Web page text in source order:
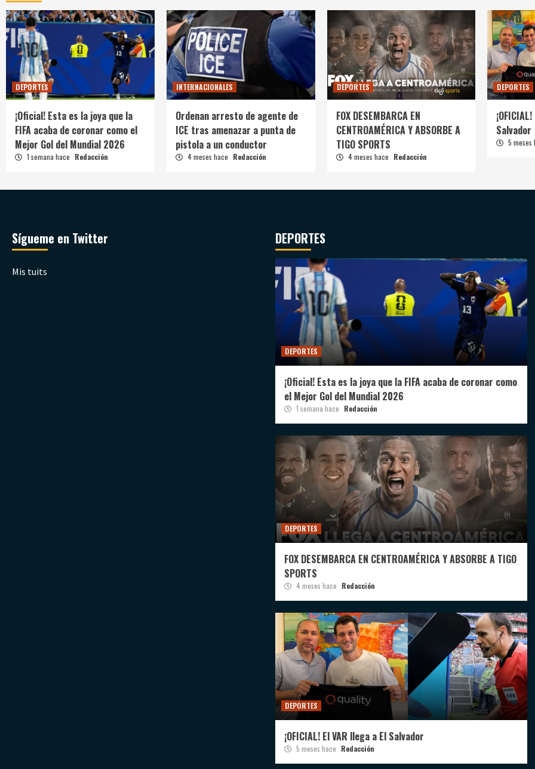
DEPORTES
¡Oficial! Esta es la joya que la
FIFA acaba de coronar como el
Mejor Gol del Mundial 2026
1 semana hace Redacción
INTERNACIONALES
Ordenan arresto de agente de
ICE tras amenazar a punta de
pistola a un conductor
4 meses hace Redacción
DEPORTES
FOX DESEMBARCA EN
CENTROAMÉRICA Y ABSORBE A
TIGO SPORTS
4 meses hace Redacción
DEPORTES
Salvador
5
Sígueme en Twitter
Mis tuits
DEPORTES
DEPORTES
¡Oficial! Esta es la joya que la FIFA acaba de coronar como
el Mejor Gol del Mundial 2026
1 semana hace Redacción
DEPORTES
FOX DESEMBARCA EN CENTROAMÉRICA Y ABSORBE A TIGO
SPORTS
4 meses hace Redacción
DEPORTES
¡OFICIAL! El VAR llega a El Salvador
5 meses hace Redacción